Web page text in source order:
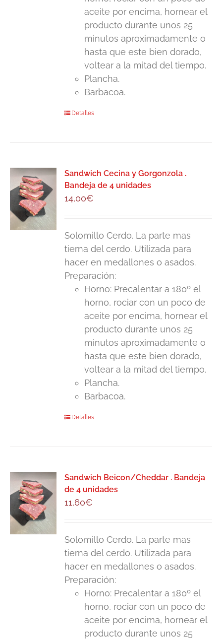
aceite por encima, hornear el
producto durante unos 25
minutos aproximadamente o
hasta que este bien dorado,
voltear a la mitad del tiempo.
Plancha.
Barbacoa.
Detalles
Sandwich Cecina y Gorgonzola .
Bandeja de 4 unidades
14,00€
Solomillo Cerdo. La parte mas
tierna del cerdo. Utilizada para
hacer en medallones o asados.
Preparación:
Horno: Precalentar a 180º el
horno, rociar con un poco de
aceite por encima, hornear el
producto durante unos 25
minutos aproximadamente o
hasta que este bien dorado,
voltear a la mitad del tiempo.
Plancha.
Barbacoa.
Detalles
Sandwich Beicon/Cheddar . Bandeja
de 4 unidades
11,60€
Solomillo Cerdo. La parte mas
tierna del cerdo. Utilizada para
hacer en medallones o asados.
Preparación:
Horno: Precalentar a 180º el
horno, rociar con un poco de
aceite por encima, hornear el
producto durante unos 25